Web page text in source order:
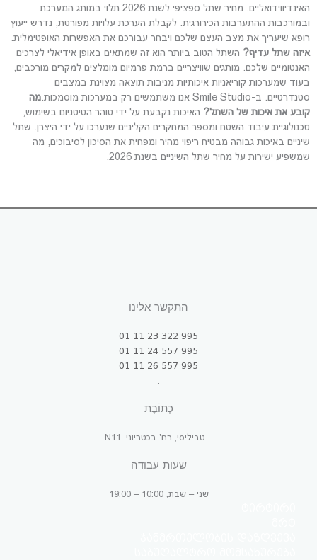
האינדיווידואליים. מחיר שתל ספציפי לשנת 2026 תלוי במותג המערכת
ובמורכבות ההתערבות הכירורגית. לקבלת הערכת עלויות מפורטת, נדרש ייעוץ
רופא שיעריך את מצב העצם שלכם ויבחר עבורכם את האפשרות האופטימלית.
איזה שתל עדיף? השתל הטוב ביותר הוא זה שמתאים באופן אידיאלי לצרכים
האנטומיים שלכם. מותגים שוויצריים ברמת פרמיום מומלצים למקרים מורכבים,
בעוד שמערכות קוריאניות איכותיות מניבות תוצאה מצוינת במצבים
סטנדרטיים. ב-Smile Studio אנו משתמשים רק במערכות מוסמכות.
מה
קובע את איכות של השתל? האיכות נקבעת על ידי טוהר הטיטניום בשימוש,
טכנולוגיית עיבוד השטח ומספר המחקרים הקליניים שנערכו על ידי היצרן. שתל
שיניים באיכות גבוהה מבטיח ריפוי מהיר ומפחית את הסיכון לסיבוכים, מה
שמשפיע ישירות על מחיר שתל השיניים בשנת 2026.
התקשר אלינו
995 322 23 11 01
995 557 24 11 01
995 557 26 11 01
כְּתוֹבֶת
טביליסי, רח' בכטריוני. N11
שעות עבודה
שני – שבת, 10:00 – 19:00